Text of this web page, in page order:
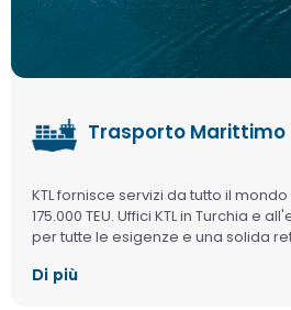
Trasporto Marittimo
KTL fornisce servizi da tutto il
175.000 TEU. Uffici KTL in Turchia e
per tutte le esigenze e una solida
Di più